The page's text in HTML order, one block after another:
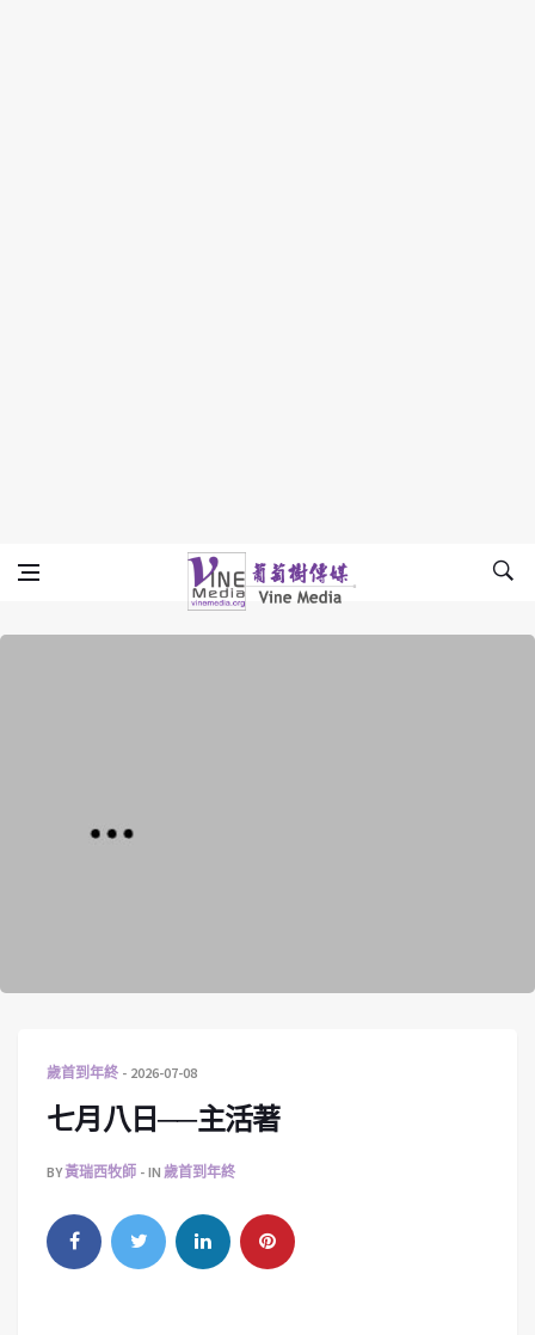
Vine Media
葡萄樹傳媒
歲首到年終 2026-07-08
七月八日──主活著
BY黃瑞西牧師 IN 歲首到年終